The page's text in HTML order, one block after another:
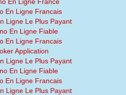
En Ligne Francais
Ligne Le Plus Payant
En Ligne Fiable
En Ligne Francais
Application
Ligne Le Plus Payant
En Ligne Fiable
En Ligne Francais
Ligne Le Plus Payant